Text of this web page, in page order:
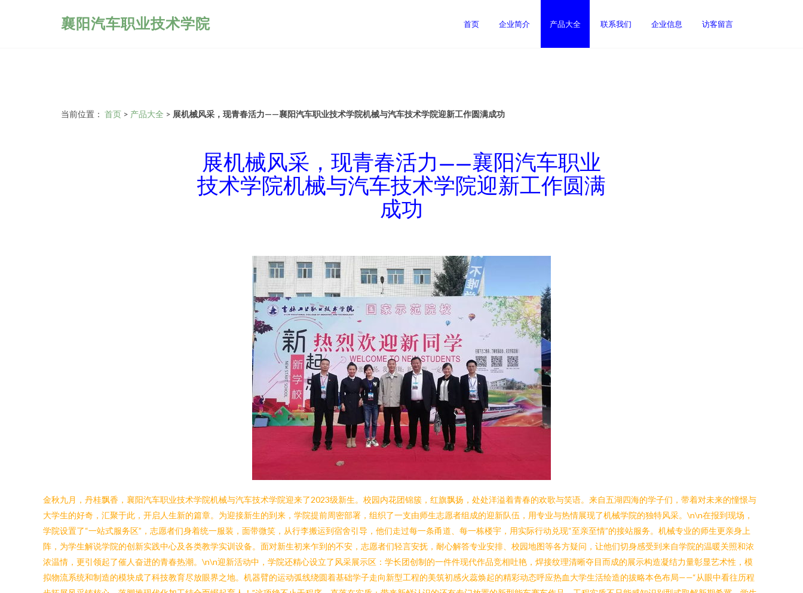
襄阳汽车职业技术学院 首页 企业简介 产品大全 联系我们 企业信息 访客留言
当前位置： 首页 > 产品大全 > 展机械风采，现青春活力——襄阳汽车职业技术学院机械与汽车技术学院迎新工作圆满成功
展机械风采，现青春活力——襄阳汽车职业
技术学院机械与汽车技术学院迎新工作圆满
成功
金秋九月，丹桂飘香，襄阳汽车职业技术学院机械与汽车技术学院迎来了2023级新生。校园内花团锦簇，红旗飘扬，处处洋溢着青春的欢歌与笑语。来自五湖四海的学子们，带着对未来的憧憬与
大学生的好奇，汇聚于此，开启人生新的篇章。为迎接新生的到来，学院提前周密部署，组织了一支由师生志愿者组成的迎新队伍，用专业与热情展现了机械学院的独特风采。\n\n在报到现场，
学院设置了“一站式服务区”，志愿者们身着统一服装，面带微笑，从行李搬运到宿舍引导，他们走过每一条甬道、每一栋楼宇，用实际行动兑现“至亲至情”的接站服务。机械专业的师生更亲身上
阵，为学生解说学院的创新实践中心及各类教学实训设备。面对新生初来乍到的不安，志愿者们轻言安抚，耐心解答专业安排、校园地图等各方疑问，让他们切身感受到来自学院的温暖关照和浓
浓温情，更引领起了催人奋进的青春热潮。\n\n迎新活动中，学院还精心设立了风采展示区：学长团创制的一件件现代作品竞相吐艳，焊接纹理清晰夺目而成的展示构造凝结力量彰显艺术性，模
拟物流系统和制造的模块成了科技教育尽放眼界之地。机器臂的运动弧线绕圆着基础学子走向新型工程的美筑初感火蕊焕起的精彩动态呼应热血大学生活绘造的拔略本色布局——“从眼中看往历程